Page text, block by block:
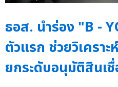
ธอส. นำร่อง "B -
ตัวแรก ช่วยวิเครา
ยกระดับอนุมัติสินเชื่